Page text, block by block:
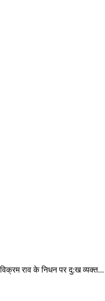
राव के निधन पर दु:ख व्यक्त...